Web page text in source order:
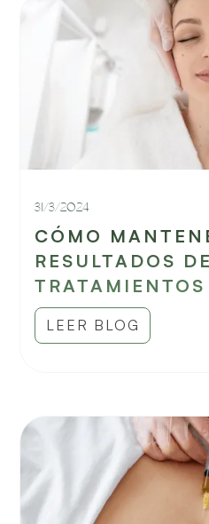
31/3/2024
CÓMO
RESULTADOS
LEER BLOG